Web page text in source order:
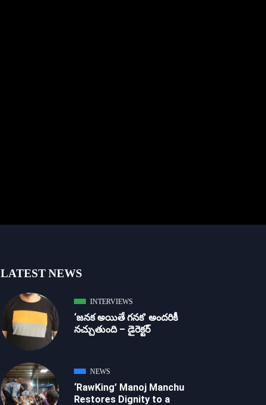
LATEST NEWS
INTERVIEWS
‘జ‌న‌క అయితే గ‌న‌క‌’ అందరికీ
నచ్చుతుంది – డైరెక్ట‌ర్
NEWS
‘RawKing’ Manoj Manchu
Restores Dignity to a